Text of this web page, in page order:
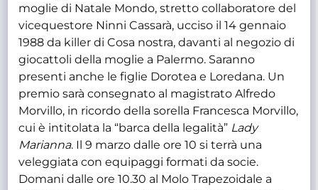
moglie di Natale Mondo, stretto collaboratore del
vicequestore Ninni Cassarà, ucciso il 14 gennaio
1988 da killer di Cosa nostra, davanti al negozio di
giocattoli della moglie a Palermo. Saranno
presenti anche le figlie Dorotea e Loredana. Un
premio sarà consegnato al magistrato Alfredo
Morvillo, in ricordo della sorella Francesca Morvillo,
cui è intitolata la “barca della legalità” Lady
Marianna. Il 9 marzo dalle ore 10 si terrà una
veleggiata con equipaggi formati da socie.
Domani dalle ore 10.30 al Molo Trapezoidale a